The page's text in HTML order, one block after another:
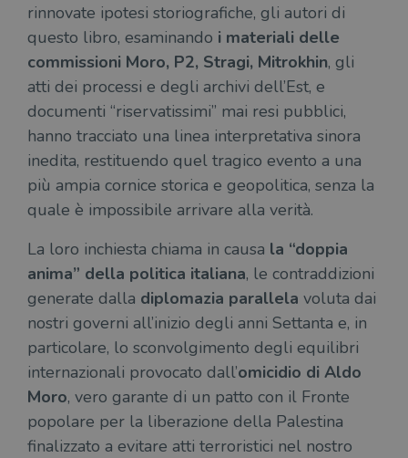
rinnovate ipotesi storiografiche, gli autori di
questo libro, esaminando i materiali delle
commissioni Moro, P2, Stragi, Mitrokhin, gli
atti dei processi e degli archivi dell’Est, e
documenti “riservatissimi” mai resi pubblici,
hanno tracciato una linea interpretativa sinora
inedita, restituendo quel tragico evento a una
più ampia cornice storica e geopolitica, senza la
quale è impossibile arrivare alla verità.
La loro inchiesta chiama in causa la “doppia
anima” della politica italiana, le contraddizioni
generate dalla diplomazia parallela voluta dai
nostri governi all’inizio degli anni Settanta e, in
particolare, lo sconvolgimento degli equilibri
internazionali provocato dall’omicidio di Aldo
Moro, vero garante di un patto con il Fronte
popolare per la liberazione della Palestina
finalizzato a evitare atti terroristici nel nostro